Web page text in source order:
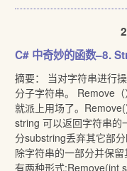
C# 中奇妙的函数–8.
摘要： 当对字符串进行
分子字符串。 Remove
就派上用场了。
string 可以返回字符串的
分substring丢弃其它部
除字符串的一部分并保
有两种形式:Remove(int